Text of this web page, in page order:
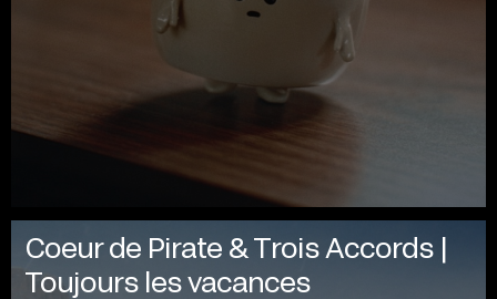
Coeur de Pirate & Trois Accords |
Toujours les vacances